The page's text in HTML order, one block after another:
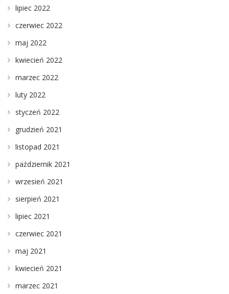
lipiec 2022
czerwiec 2022
maj 2022
kwiecień 2022
marzec 2022
luty 2022
styczeń 2022
grudzień 2021
listopad 2021
październik 2021
wrzesień 2021
sierpień 2021
lipiec 2021
czerwiec 2021
maj 2021
kwiecień 2021
marzec 2021